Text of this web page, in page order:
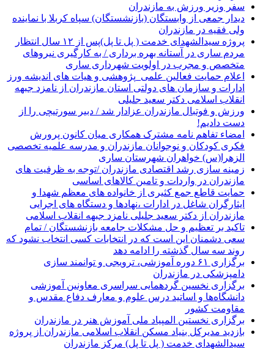
سفر وزیر ورزش به مازندران
دیدار جمعی از وابستگان (بازنشستگان) سپاه کربلا با نماینده
ولی فقیه در مازندران
پروژه سیدالشهدای خدمت ( پل تا پل)پس از ۱۲ سال انتظار
مردم ساری در آستانه بهره برداری / به کارگیری نیروهای
متخصص و مجرب در اولویت شهرداری ساری
اعلام حمایت فعالین علمی_پژوهشی و هیات های اندیشه ورز
ادارات و سازمان های دولتی استان مازندران از نامزد جبهه
انقلاب اسلامی دکتر سعید جلیلی
ورزش و فوتبال مازندران عزادار شد / دبیر سورتیچی را از
دست دادیم!
امضاء تفاهم نامه مشترک همکاری میان کانون پرورش
فکری کودکان و نوجوانان مازندران و مدرسه علمیه تخصصی
الزهرا(س) خواهران شهرستان ساری
زمینه سازی رشد اقتصادی مازندران /توجه به ظرفیت های
مازندران در واردات و تامین کالاهای اساسی
حمایت قاطع جمع کثیری از خانواده های معظم شهدا و
ایثارگران شاغل در ادارات ،نهادها و دستگاه های اجرایی
مازندران از دکتر سعید جلیلی نامزد جبهه انقلاب اسلامی
تاکید بر تعظیم و حل مشکلات جامعه بازنشستگان / تمام
سعی دشمنان این است که در انتخابات کسی انتخاب نشود که
روند سه سال گذشته را ادامه دهد
برگزاری ۶۱ دوره آموزشی، ترویجی و توانمند سازی
دامپزشکی در مازندران
برگزاری نخسین گردهمایی سراسری معاونین آموزشی
دانشگاه‌ها و اساتید درس علوم و معارف دفاع مقدس و
مقاومت کشور
برگزاری نخستین المپیاد ملی آموزش هنر در مازندران
بازدید مدیرکل بنیاد مسکن انقلاب اسلامی مازندران از پروژه
سیدالشهدای خدمت ( پل تا پل) مرکز مازندران